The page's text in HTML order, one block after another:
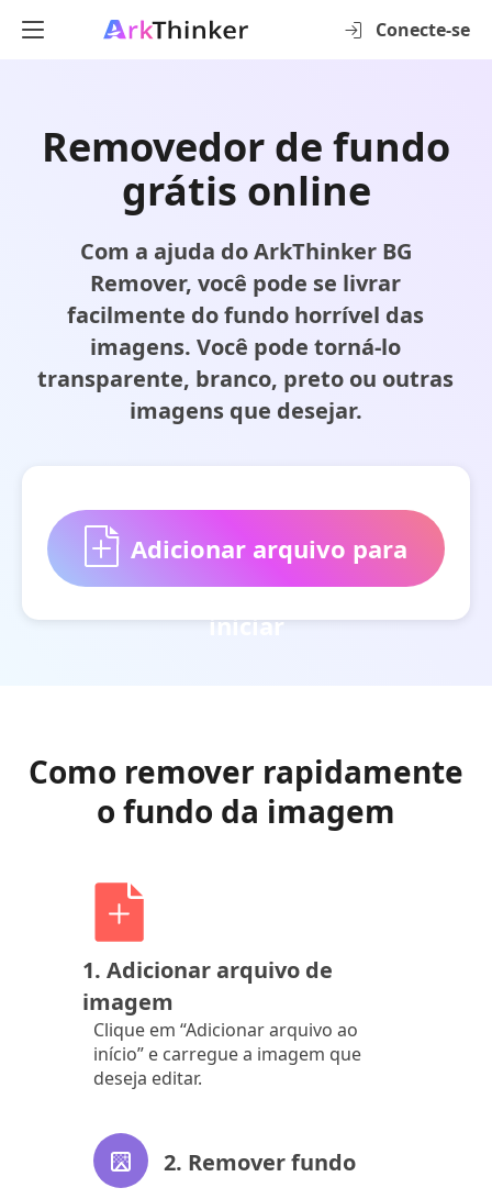
Conecte-se
Removedor de fundo
grátis online
Com a ajuda do ArkThinker BG
Remover, você pode se livrar
facilmente do fundo horrível das
imagens. Você pode torná-lo
transparente, branco, preto ou outras
imagens que desejar.
Adicionar arquivo para
iniciar
Como remover rapidamente
o fundo da imagem
1. Adicionar arquivo de
imagem
Clique em “Adicionar arquivo ao
início” e carregue a imagem que
deseja editar.
2. Remover fundo